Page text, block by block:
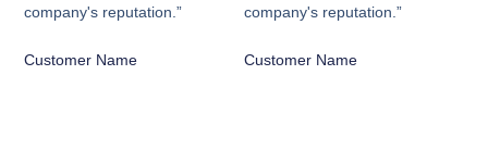
company's reputation.”
Customer Name
company's reputation.”
Customer Name